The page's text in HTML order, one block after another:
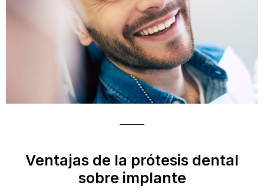
Ventajas de la prótesis dental
sobre implante